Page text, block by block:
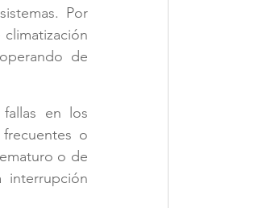
Por
de
en los
o
o de
interrupción